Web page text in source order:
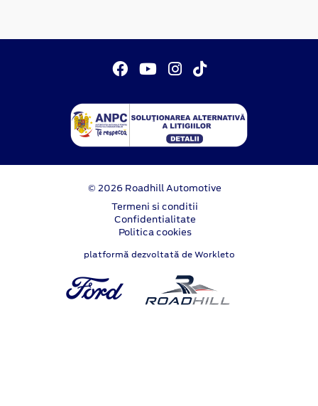
© 2026 Roadhill Automotive
Termeni si conditii
Confidentialitate
Politica cookies
platformă dezvoltată de Workleto